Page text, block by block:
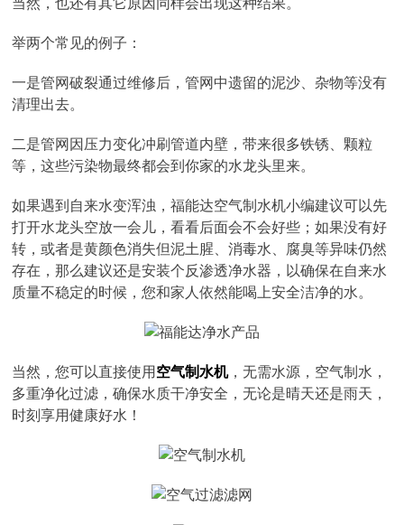
当然，也还有其它原因同样会出现这种结果。
举两个常见的例子：
一是管网破裂通过维修后，管网中遗留的泥沙、杂物等没有
清理出去。
二是管网因压力变化冲刷管道内壁，带来很多铁锈、颗粒
等，这些污染物最终都会到你家的水龙头里来。
如果遇到自来水变浑浊，福能达空气制水机小编建议可以先
打开水龙头空放一会儿，看看后面会不会好些；如果没有好
转，或者是黄颜色消失但泥土腥、消毒水、腐臭等异味仍然
存在，那么建议还是安装个反渗透净水器，以确保在自来水
质量不稳定的时候，您和家人依然能喝上安全洁净的水。
当然，您可以直接使用 空气制水机，无需水源，空气制水，
多重净化过滤，确保水质干净安全，无论是晴天还是雨天，
时刻享用健康好水！